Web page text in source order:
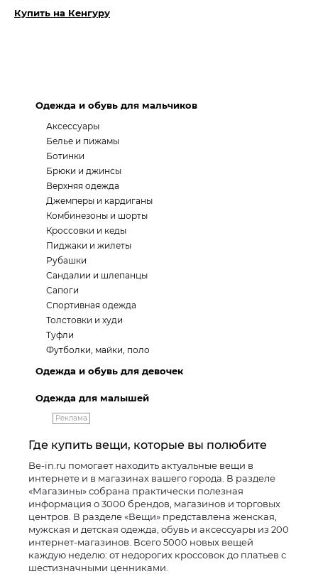
Купить на Кенгуру
Одежда и обувь для мальчиков
Аксессуары
Белье и пижамы
Ботинки
Брюки и джинсы
Верхняя одежда
Джемперы и кардиганы
Комбинезоны и шорты
Кроссовки и кеды
Пиджаки и жилеты
Рубашки
Сандалии и шлепанцы
Сапоги
Спортивная одежда
Толстовки и худи
Туфли
Футболки, майки, поло
Одежда и обувь для девочек
Одежда для малышей
Реклама
Где купить вещи, которые вы полюбите
Be-in.ru помогает находить актуальные вещи в
интернете и в магазинах вашего города. В разделе
«Магазины» собрана практически полезная
информация о 3000 брендов, магазинов и торговых
центров. В разделе «Вещи» представлена женская,
мужская и детская одежда, обувь и аксессуары из 200
интернет-магазинов. Всего 5000 новых вещей
каждую неделю: от недорогих кроссовок до платьев с
шестизначными ценниками.